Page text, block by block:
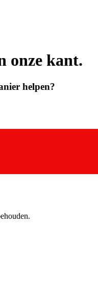
onze kant.
helpen?